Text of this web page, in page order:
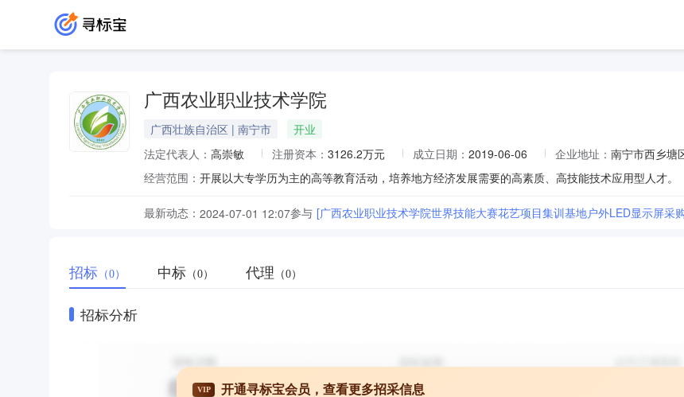
广西农业职业技术学院
广西壮族自治区 | 南宁市
开业
法定代表人： 高崇敏 注册资本： 3126.2万元 成立日期： 2019-06-06 企业地址： 南宁市西乡塘
经营范围： 开展以大专学历为主的高等教育活动，培养地方经济发展需要的高素质、高技能技术应用型人才。
最新动态： 2024-07-01 12:07参与 [广西农业职业技术学院世界技能大赛花艺项目集训基地户外LED显示屏采
招标 （0） 中标 （0） 代理 （0）
招标分析
VIP 开通寻标宝会员，查看更多招采信息